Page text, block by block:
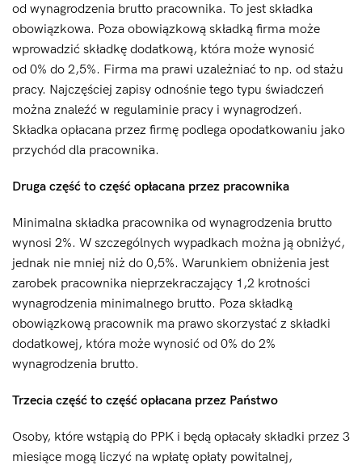
od wynagrodzenia brutto pracownika. To jest składka
obowiązkowa. Poza obowiązkową składką firma może
wprowadzić składkę dodatkową, która może wynosić
od 0% do 2,5%. Firma ma prawi uzależniać to np. od stażu
pracy. Najczęściej zapisy odnośnie tego typu świadczeń
można znaleźć w regulaminie pracy i wynagrodzeń.
Składka opłacana przez firmę podlega opodatkowaniu jako
przychód dla pracownika.
Druga część to część opłacana przez pracownika
Minimalna składka pracownika od wynagrodzenia brutto
wynosi 2%. W szczególnych wypadkach można ją obniżyć,
jednak nie mniej niż do 0,5%. Warunkiem obniżenia jest
zarobek pracownika nieprzekraczający 1,2 krotności
wynagrodzenia minimalnego brutto. Poza składką
obowiązkową pracownik ma prawo skorzystać z składki
dodatkowej, która może wynosić od 0% do 2%
wynagrodzenia brutto.
Trzecia część to część opłacana przez Państwo
Osoby, które wstąpią do PPK i będą opłacały składki przez 3
miesiące mogą liczyć na wpłatę opłaty powitalnej,